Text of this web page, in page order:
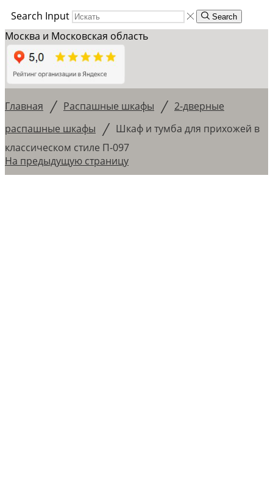
Search Input
Search
Москва и Московская область
Главная / Распашные шкафы / 2-дверные
распашные шкафы / Шкаф и тумба для прихожей в
классическом стиле П-097
На предыдущую страницу